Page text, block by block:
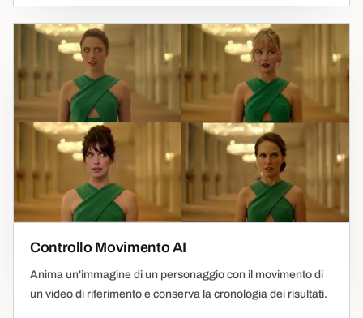
Controllo Movimento AI
Anima un'immagine di un personaggio con il movimento di
un video di riferimento e conserva la cronologia dei risultati.